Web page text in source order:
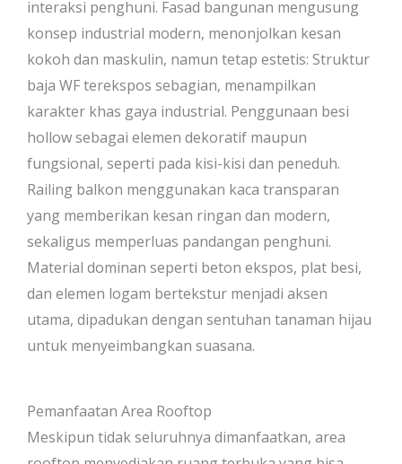
interaksi penghuni. Fasad bangunan mengusung
konsep industrial modern, menonjolkan kesan
kokoh dan maskulin, namun tetap estetis: Struktur
baja WF terekspos sebagian, menampilkan
karakter khas gaya industrial. Penggunaan besi
hollow sebagai elemen dekoratif maupun
fungsional, seperti pada kisi-kisi dan peneduh.
Railing balkon menggunakan kaca transparan
yang memberikan kesan ringan dan modern,
sekaligus memperluas pandangan penghuni.
Material dominan seperti beton ekspos, plat besi,
dan elemen logam bertekstur menjadi aksen
utama, dipadukan dengan sentuhan tanaman hijau
untuk menyeimbangkan suasana.
Pemanfaatan Area Rooftop
Meskipun tidak seluruhnya dimanfaatkan, area